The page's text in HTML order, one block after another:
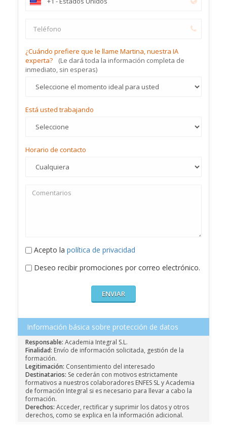
¿Cuándo prefiere que le llame Martina, nuestra IA
experta?
(Le dará toda la información completa de
inmediato, sin esperas)
Está usted trabajando
Horario de contacto
Acepto la política de privacidad
Deseo recibir promociones por correo electrónico.
Información básica sobre protección de datos
Responsable: Academia Integral S.L.
Finalidad: Envío de información solicitada, gestión de la
formación.
Legitimación: Consentimiento del interesado
Destinatarios: Se cederán con motivos estrictamente
formativos a nuestros colaboradores ENFES SL y Academia
de formación Integral si es necesario para llevar a cabo la
formación.
Derechos: Acceder, rectificar y suprimir los datos y otros
derechos, como se explica en la información adicional.